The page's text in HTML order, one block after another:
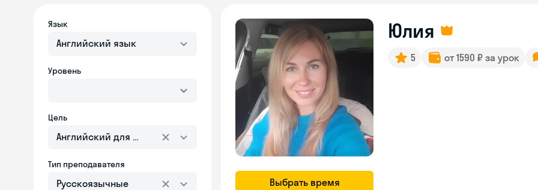
Язык
Английский язык
Уровень
Цель
Английский для взрослых
Тип преподавателя
Русскоязычные Выбрать время
Юлия
5 от 1590 ₽ за урок